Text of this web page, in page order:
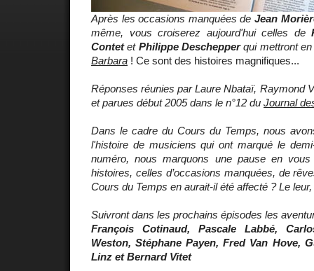
Après les occasions manquées de Jean
même, vous croiserez aujourd'hui celles de
Contetet Philippe Deschepperqui mettront
Barbara ! Ce sont des histoires magnifiques...
Réponses réunies par Laure Nbataï, Raymond
et parues début 2005 dans le n°12 du Journal
Dans le cadre du Cours du Temps, nous
l'histoire de musiciens qui ont marqué le
numéro, nous marquons une pause en
histoires, celles d’occasions manquées, de
Cours du Temps en aurait-il été affecté ? Le
Suivront dans les prochains épisodes les
François Cotinaud, Pascale Labbé,
Weston, Stéphane Payen, Fred Van Hove,
Linz et Bernard Vitet